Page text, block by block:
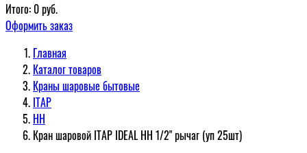
Итого: 0руб.
Оформить заказ
Главная
Каталог товаров
Краны шаровые бытовые
ITAP
НН
Кран шаровой ITAP IDEAL НН 1/2" рычаг (уп 25шт)